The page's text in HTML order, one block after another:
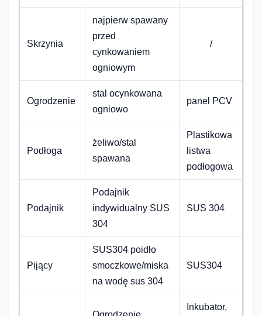
Skrzynia
najpierw spawany
przed
cynkowaniem
ogniowym
/
Ogrodzenie
stal ocynkowana
ogniowo
panel PCV
Podłoga
żeliwo/stal
spawana
Plastikowa
listwa
podłogowa
Podajnik
Podajnik
indywidualny SUS
304
SUS 304
Pijący
SUS304 poidło
smoczkowe/miska
na wodę sus 304
SUS304
Inkubator,